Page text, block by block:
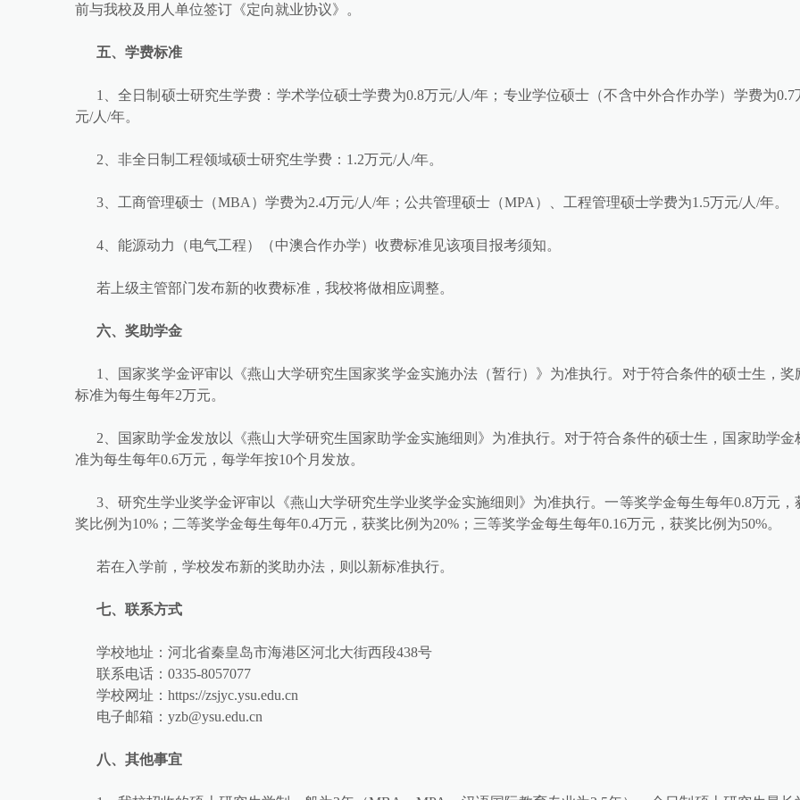
前与我校及用人单位签订《定向就业协议》。
五、学费标准
1、全日制硕士研究生学费：学术学位硕士学费为0.8万元/人/年；专业学位硕士（不含中外合作办学）学费为0.7
元/人/年。
2、非全日制工程领域硕士研究生学费：1.2万元/人/年。
3、工商管理硕士（MBA）学费为2.4万元/人/年；公共管理硕士（MPA）、工程管理硕士学费为1.5万元/人/年。
4、能源动力（电气工程）（中澳合作办学）收费标准见该项目报考须知。
若上级主管部门发布新的收费标准，我校将做相应调整。
六、奖助学金
1、国家奖学金评审以《燕山大学研究生国家奖学金实施办法（暂行）》为准执行。对于符合条件的硕士生，奖
标准为每生每年2万元。
2、国家助学金发放以《燕山大学研究生国家助学金实施细则》为准执行。对于符合条件的硕士生，国家助学金
准为每生每年0.6万元，每学年按10个月发放。
3、研究生学业奖学金评审以《燕山大学研究生学业奖学金实施细则》为准执行。一等奖学金每生每年0.8万元，
奖比例为10%；二等奖学金每生每年0.4万元，获奖比例为20%；三等奖学金每生每年0.16万元，获奖比例为50%。
若在入学前，学校发布新的奖助办法，则以新标准执行。
七、联系方式
学校地址：河北省秦皇岛市海港区河北大街西段438号
联系电话：0335-8057077
学校网址：https://zsjyc.ysu.edu.cn
电子邮箱：yzb@ysu.edu.cn
八、其他事宜